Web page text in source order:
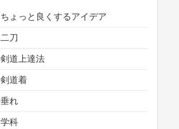
ちょっと良くするアイデア
二刀
剣道上達法
剣道着
垂れ
学科